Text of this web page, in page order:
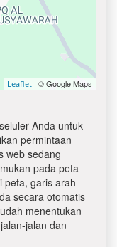
Leaflet | © Google Maps
Anda untuk
permintaan
web sedang
pada peta
peta, garis arah
secara otomatis
menentukan
jalan dan